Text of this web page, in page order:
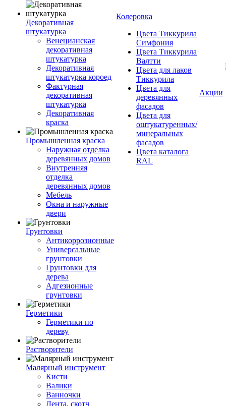
Декоративная
штукатурка
Венецианская
декоративная
штукатурка
Декоративная
штукатурка короед
Фактурная
декоративная
штукатурка
Декоративная
краска
Промышленная краска
Наружная отделка
деревянных домов
Внутренняя
отделка
деревянных домов
Мебель
Окна и наружные
двери
Грунтовки
Антикоррозионные
Универсальные
грунтовки
Грунтовки для
дерева
Адгезионные
грунтовки
Герметики
Герметики по
дереву
Растворители
Малярный инструмент
Кисти
Валики
Ванночки
Лента, скотч
Колеровка
Цвета Тиккурила
Симфония
Цвета Тиккурила
Валтти
Цвета для лаков
Тиккурила
Цвета для
деревянных
фасадов
Цвета для
оштукатуренных/
минеральных
фасадов
Цвета каталога
RAL
Акции